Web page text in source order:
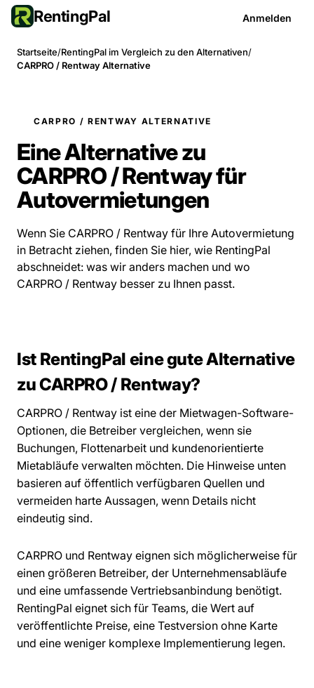
RentingPal Anmelden
Startseite/RentingPal im Vergleich zu den Alternativen/
CARPRO / Rentway Alternative
CARPRO / RENTWAY ALTERNATIVE
Eine Alternative zu
CARPRO / Rentway für
Autovermietungen
Wenn Sie CARPRO / Rentway für Ihre Autovermietung
in Betracht ziehen, finden Sie hier, wie RentingPal
abschneidet: was wir anders machen und wo
CARPRO / Rentway besser zu Ihnen passt.
Ist RentingPal eine gute Alternative
zu CARPRO / Rentway?
CARPRO / Rentway ist eine der Mietwagen-Software-
Optionen, die Betreiber vergleichen, wenn sie
Buchungen, Flottenarbeit und kundenorientierte
Mietabläufe verwalten möchten. Die Hinweise unten
basieren auf öffentlich verfügbaren Quellen und
vermeiden harte Aussagen, wenn Details nicht
eindeutig sind.
CARPRO und Rentway eignen sich möglicherweise für
einen größeren Betreiber, der Unternehmensabläufe
und eine umfassende Vertriebsanbindung benötigt.
RentingPal eignet sich für Teams, die Wert auf
veröffentlichte Preise, eine Testversion ohne Karte
und eine weniger komplexe Implementierung legen.